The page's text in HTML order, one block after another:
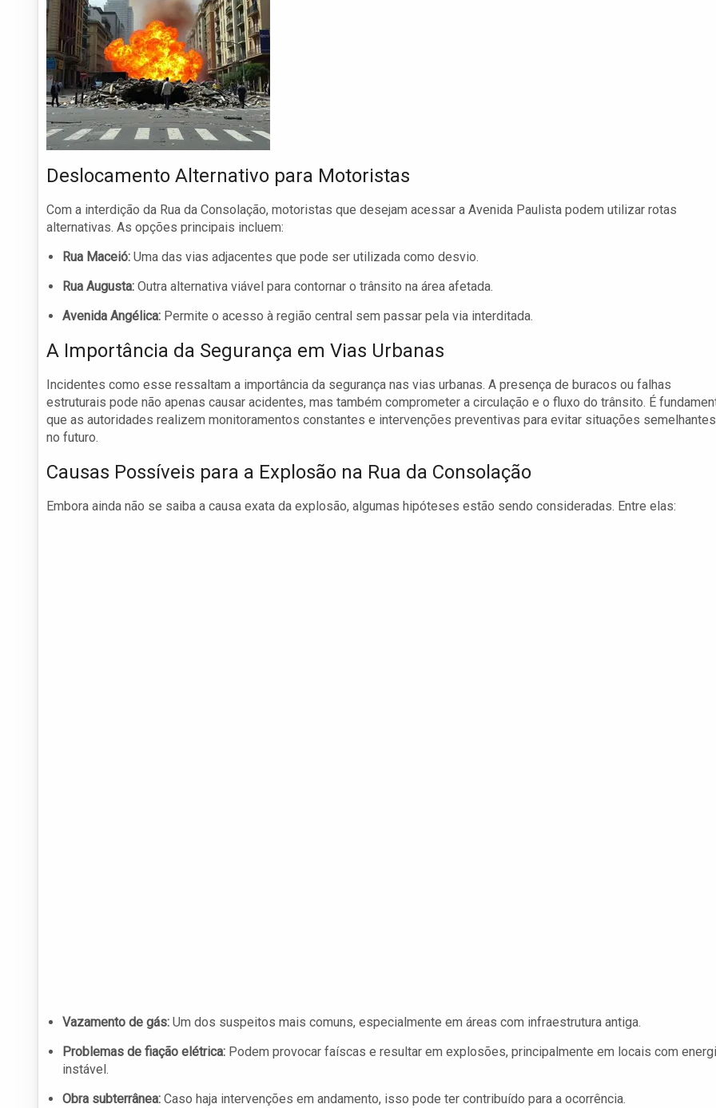
Deslocamento Alternativo para Motoristas
Com a interdição da Rua da Consolação, motoristas que desejam acessar a Avenida Paulista podem utilizar rotas
alternativas. As opções principais incluem:
Rua Maceió: Uma das vias adjacentes que pode ser utilizada como desvio.
Rua Augusta: Outra alternativa viável para contornar o trânsito na área afetada.
Avenida Angélica: Permite o acesso à região central sem passar pela via interditada.
A Importância da Segurança em Vias Urbanas
Incidentes como esse ressaltam a importância da segurança nas vias urbanas. A presença de buracos ou falhas
estruturais pode não apenas causar acidentes, mas também comprometer a circulação e o fluxo do trânsito. É
que as autoridades realizem monitoramentos constantes e intervenções preventivas para evitar situações semelhantes
no futuro.
Causas Possíveis para a Explosão na Rua da Consolação
Embora ainda não se saiba a causa exata da explosão, algumas hipóteses estão sendo consideradas. Entre elas:
Vazamento de gás: Um dos suspeitos mais comuns, especialmente em áreas com infraestrutura antiga.
Problemas de fiação elétrica: Podem provocar faíscas e resultar em explosões, principalmente em locais com
instável.
Obra subterrânea: Caso haja intervenções em andamento, isso pode ter contribuído para a ocorrência.